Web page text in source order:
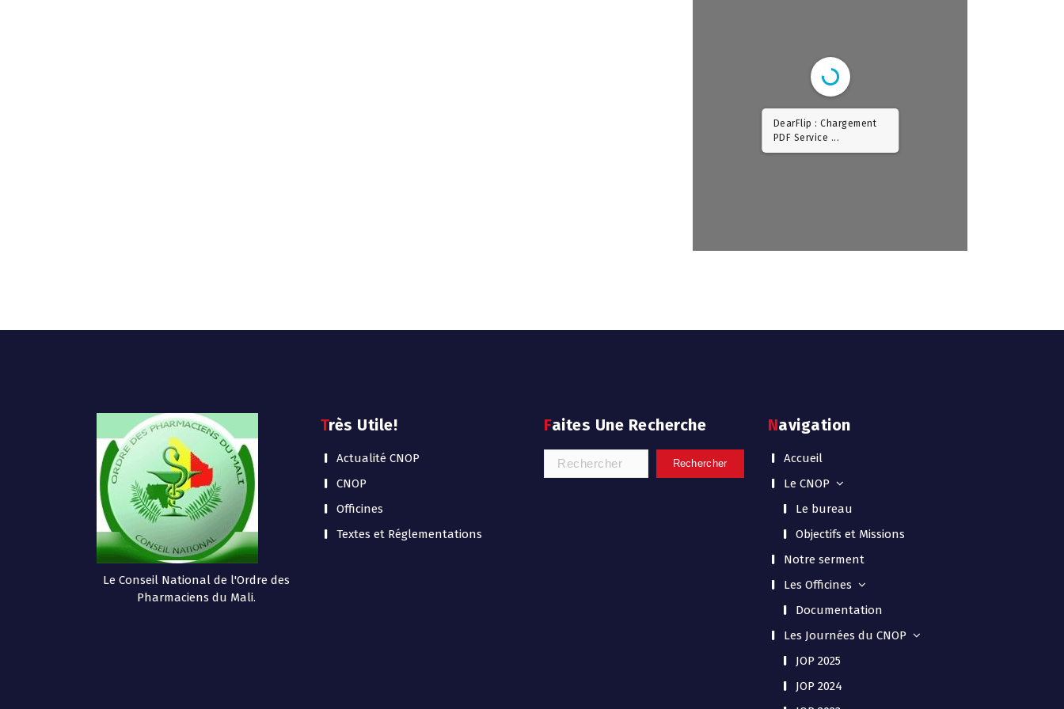
DearFlip : Chargement
PDF Service ...
Le Conseil National de l'Ordre des
Pharmaciens du Mali.
Très Utile!
Actualité CNOP
CNOP
Officines
Textes et Réglementations
Faites Une Recherche Navigation
Accueil
Le CNOP
Le bureau
Objectifs et Missions
Notre serment
Les Officines
Documentation
Les Journées du CNOP
JOP 2025
JOP 2024